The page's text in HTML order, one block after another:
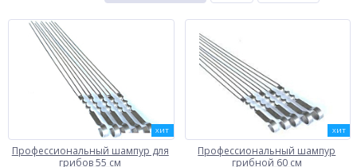
ХИТ
Профессиональный шампур для
грибов 55 см
ХИТ
Профессиональный шампур
грибной 60 см